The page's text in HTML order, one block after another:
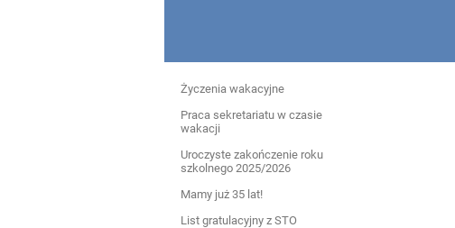
Aktualności
Życzenia wakacyjne
Praca sekretariatu w czasie
wakacji
Uroczyste zakończenie roku
szkolnego 2025/2026
Mamy już 35 lat!
List gratulacyjny z STO